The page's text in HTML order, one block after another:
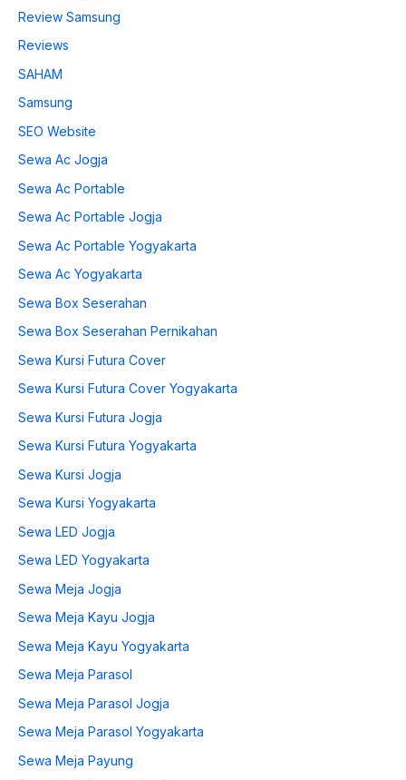
Review Samsung
Reviews
SAHAM
Samsung
SEO Website
Sewa Ac Jogja
Sewa Ac Portable
Sewa Ac Portable Jogja
Sewa Ac Portable Yogyakarta
Sewa Ac Yogyakarta
Sewa Box Seserahan
Sewa Box Seserahan Pernikahan
Sewa Kursi Futura Cover
Sewa Kursi Futura Cover Yogyakarta
Sewa Kursi Futura Jogja
Sewa Kursi Futura Yogyakarta
Sewa Kursi Jogja
Sewa Kursi Yogyakarta
Sewa LED Jogja
Sewa LED Yogyakarta
Sewa Meja Jogja
Sewa Meja Kayu Jogja
Sewa Meja Kayu Yogyakarta
Sewa Meja Parasol
Sewa Meja Parasol Jogja
Sewa Meja Parasol Yogyakarta
Sewa Meja Payung